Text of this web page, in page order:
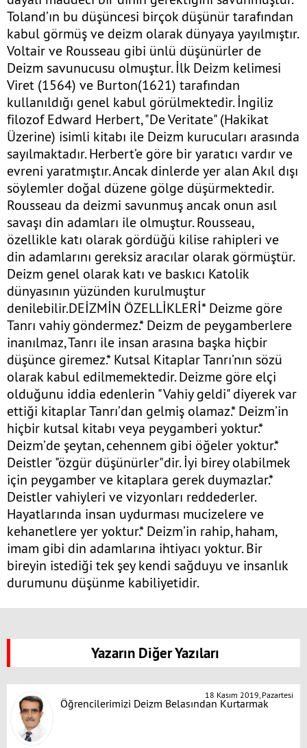
Toland’ın bu düşüncesi birçok düşünür tarafından
kabul görmüş ve deizm olarak dünyaya yayılmıştır.
Voltair ve Rousseau gibi ünlü düşünürler de
Deizm savunucusu olmuştur. İlk Deizm kelimesi
Viret (1564) ve Burton(1621) tarafından
kullanıldığı genel kabul görülmektedir. İngiliz
filozof Edward Herbert, "De Veritate" (Hakikat
Üzerine) isimli kitabı ile Deizm kurucuları arasında
sayılmaktadır. Herbert’e göre bir yaratıcı vardır ve
evreni yaratmıştır. Ancak dinlerde yer alan Akıl dışı
söylemler doğal düzene gölge düşürmektedir.
Rousseau da deizmi savunmuş ancak onun asıl
savaşı din adamları ile olmuştur. Rousseau,
özellikle katı olarak gördüğü kilise rahipleri ve
din adamlarını gereksiz aracılar olarak görmüştür.
Deizm genel olarak katı ve baskıcı Katolik
dünyasının yüzünden kurulmuştur
denilebilir.DEİZMİN ÖZELLİKLERİ* Deizme göre
Tanrı vahiy göndermez.* Deizm de peygamberlere
inanılmaz, Tanrı ile insan arasına başka hiçbir
düşünce giremez.* Kutsal Kitaplar Tanrı’nın sözü
olarak kabul edilmemektedir. Deizme göre elçi
olduğunu iddia edenlerin "Vahiy geldi" diyerek var
ettiği kitaplar Tanrı’dan gelmiş olamaz.* Deizm’in
hiçbir kutsal kitabı veya peygamberi yoktur.*
Deizm’de şeytan, cehennem gibi öğeler yoktur.*
Deistler "özgür düşünürler"dir. İyi birey olabilmek
için peygamber ve kitaplara gerek duymazlar.*
Deistler vahiyleri ve vizyonları reddederler.
Hayatlarında insan uydurması mucizelere ve
kehanetlere yer yoktur.* Deizm’in rahip, haham,
imam gibi din adamlarına ihtiyacı yoktur. Bir
bireyin istediği tek şey kendi sağduyu ve insanlık
durumunu düşünme kabiliyetidir.
Yazarın Diğer Yazıları
Öğrencilerimizi Deizm Belasından Kurtarmak
18 Kasım 2019, Pazartesi